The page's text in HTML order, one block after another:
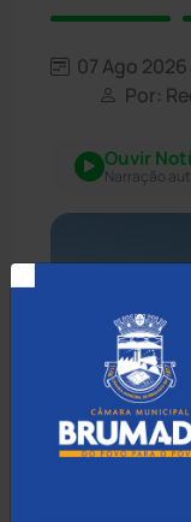
07 Ago 2026
Por:
Ouvir
Narração